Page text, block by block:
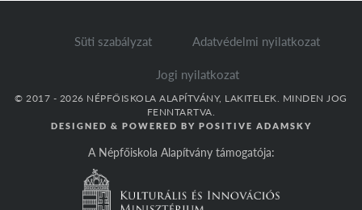
Süti szabályzat Adatvédelmi nyilatkozat
Jogi nyilatkozat
© 2017 - 2026 NÉPFŐISKOLA ALAPÍTVÁNY, LAKITELEK. MINDEN JOG
FENNTARTVA.
DESIGNED & POWERED BY POSITIVE ADAMSKY
A Népfőiskola Alapítvány támogatója: